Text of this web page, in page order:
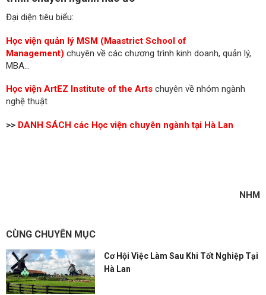
Đại diện tiêu biểu:
Học viện quản lý MSM (Maastrict School of
Management) chuyên về các chương trình kinh doanh, quản lý,
MBA...
Học viện ArtEZ Institute of the Arts chuyên về nhóm ngành
nghệ thuật
>> DANH SÁCH các Học viện chuyên ngành tại Hà Lan
NHM
CÙNG CHUYÊN MỤC
Cơ Hội Việc Làm Sau Khi Tốt Nghiệp Tại
Hà Lan